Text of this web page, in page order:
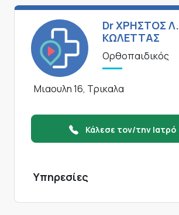
Dr ΧΡΗΣΤΟΣ Λ.
ΚΩΛΕΤΤΑΣ
Ορθοπαιδικός
Μιαουλη 16, Τρικαλα
Κάλεσε τον/την Ιατρό
Υπηρεσίες